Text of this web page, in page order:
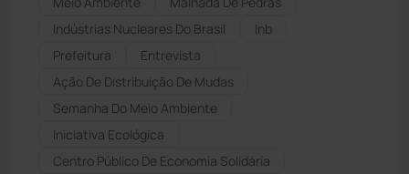
Indústrias Nucleares Do Brasil
Inb
Prefeitura
Entrevista
Ação De Distribuição De Mudas
Semanha Do Meio Ambiente
Iniciativa Ecológica
Centro Público De Economia Solidária